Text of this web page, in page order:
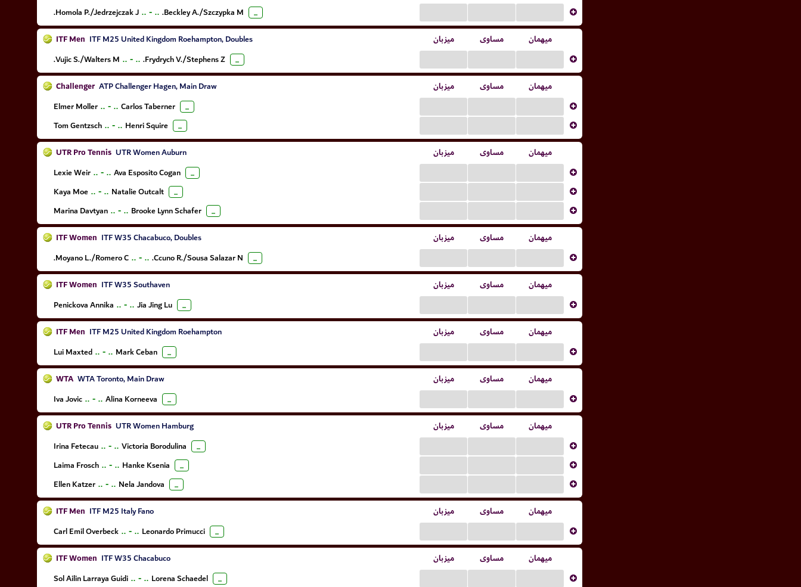
Homola P./Jedrzejczak J. .. - .. Beckley A./Szczypka M. ...
ITF Men ITF M25 United Kingdom Roehampton, Doubles میزبان مساوی میهمان
Vujic S./Walters M. .. - .. Frydrych V./Stephens Z. ...
Challenger ATP Challenger Hagen, Main Draw میزبان مساوی میهمان
Elmer Moller .. - .. Carlos Taberner ...
Tom Gentzsch .. - .. Henri Squire ...
UTR Pro Tennis UTR Women Auburn میزبان مساوی میهمان
Lexie Weir .. - .. Ava Esposito Cogan ...
Kaya Moe .. - .. Natalie Outcalt ...
Marina Davtyan .. - .. Brooke Lynn Schafer ...
ITF Women ITF W35 Chacabuco, Doubles میزبان مساوی میهمان
Moyano L./Romero C. .. - .. Ccuno R./Sousa Salazar N. ...
ITF Women ITF W35 Southaven میزبان مساوی میهمان
Penickova Annika .. - .. Jia Jing Lu ...
ITF Men ITF M25 United Kingdom Roehampton میزبان مساوی میهمان
Lui Maxted .. - .. Mark Ceban ...
WTA WTA Toronto, Main Draw میزبان مساوی میهمان
Iva Jovic .. - .. Alina Korneeva ...
UTR Pro Tennis UTR Women Hamburg میزبان مساوی میهمان
Irina Fetecau .. - .. Victoria Borodulina ...
Laima Frosch .. - .. Hanke Ksenia ...
Ellen Katzer .. - .. Nela Jandova ...
ITF Men ITF M25 Italy Fano میزبان مساوی میهمان
Carl Emil Overbeck .. - .. Leonardo Primucci ...
ITF Women ITF W35 Chacabuco میزبان مساوی میهمان
Sol Ailin Larraya Guidi .. - .. Lorena Schaedel ...